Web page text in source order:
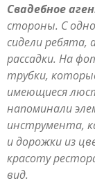
Свадебное
стороны. С
сидели ребята,
рассадки. На
трубки,
имеющиеся
напоминали
инструмента,
и дорожки из
красоту
вид.